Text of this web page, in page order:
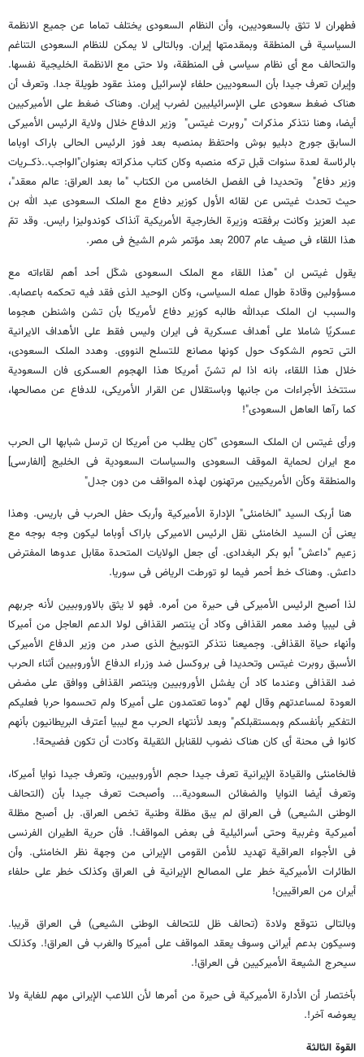
فطهران لا تثق بالسعودیین، وأن النظام السعودی یختلف تماما عن جمیع الانظمة
السیاسیة فی المنطقة وبمقدمتها إیران. وبالتالی لا یمکن للنظام السعودی التناغم
والتحالف مع أی نظام سیاسی فی المنطقة، ولا حتى مع الانظمة الخلیجیة نفسها.
وإیران تعرف جیدا بأن السعودیین حلفاء لإسرائیل ومنذ عقود طویلة جدا. وتعرف أن
هناک ضغط سعودی على الإسرائیلیین لضرب إیران. وهناک ضغط على الأمیرکیین
أیضا، وهنا نتذکر مذکرات "روبرت غیتس" وزیر الدفاع خلال ولایة الرئیس الأمیرکی
السابق جورج دبلیو بوش واحتفظ بمنصبه بعد فوز الرئیس الحالی باراک اوباما
بالرئاسة لعدة سنوات قبل ترکه منصبه وکان کتاب مذکراته بعنوان"الواجب..ذکـــریات
وزیر دفاع" وتحدیدا فی الفصل الخامس من الکتاب "ما بعد العراق: عالم معقد"،
حیث تحدث غیتس عن لقائه الأول کوزیر دفاع مع الملک السعودی عبد الله بن
عبد العزیز وکانت برفقته وزیرة الخارجیة الأمریکیة آنذاک کوندولیزا رایس. وقد تمّ
هذا اللقاء فی صیف عام 2007 بعد مؤتمر شرم الشیخ فی مصر.
یقول غیتس ان "هذا اللقاء مع الملک السعودی شکّل أحد أهم لقاءاته مع
مسؤولین وقادة طوال عمله السیاسی، وکان الوحید الذی فقد فیه تحکمه باعصابه.
والسبب ان الملک عبدالله طالبه کوزیر دفاع لأمریکا بأن تشن واشنطن هجوما
عسکریًا شاملا على أهداف عسکریة فی ایران ولیس فقط على الأهداف الایرانیة
التی تحوم الشکوک حول کونها مصانع للتسلح النووی. وهدد الملک السعودی،
خلال هذا اللقاء، بانه اذا لم تشنّ أمریکا هذا الهجوم العسکری فان السعودیة
ستتخذ الأجراءات من جانبها وباستقلال عن القرار الأمریکی، للدفاع عن مصالحها،
کما رآها العاهل السعودی"!
ورأى غیتس ان الملک السعودی "کان یطلب من أمریکا ان ترسل شبابها الى الحرب
مع ایران لحمایة الموقف السعودی والسیاسات السعودیة فی الخلیج [الفارسی]
والمنطقة وکأن الأمریکیین مرتهنون لهذه المواقف من دون جدل"
هنا أربک السید "الخامنئی" الإدارة الأمیرکیة وأربک حفل الحرب فی باریس. وهذا
یعنی أن السید الخامنئی نقل الرئیس الامیرکی باراک أوباما لیکون وجه بوجه مع
زعیم "داعش" أبو بکر البغدادی. أی جعل الولایات المتحدة مقابل عدوها المفترض
داعش. وهناک خط أحمر فیما لو تورطت الریاض فی سوریا.
لذا أصبح الرئیس الأمیرکی فی حیرة من أمره. فهو لا یثق بالاوروبیین لأنه جربهم
فی لیبیا وضد معمر القذافی وکاد أن ینتصر القذافی لولا الدعم العاجل من أمیرکا
وأنهاء حیاة القذافی. وجمیعنا نتذکر التوبیخ الذی صدر من وزیر الدفاع الأمیرکی
الأسبق روبرت غیتس وتحدیدا فی بروکسل ضد وزراء الدفاع الأوروبیین أثناء الحرب
ضد القذافی وعندما کاد أن یفشل الأوروبیین وینتصر القذافی ووافق على مضض
العودة لمساعدتهم وقال لهم "دوما تعتمدون على أمیرکا ولم تحسموا حربا فعلیکم
التفکیر بأنفسکم وبمستقبلکم" وبعد لأنتهاء الحرب مع لیبیا أعترف البریطانیون بأنهم
کانوا فی محنة أی کان هناک نضوب للقنابل الثقیلة وکادت أن تکون فضیحة!.
فالخامنئی والقیادة الإیرانیة تعرف جیدا حجم الأوروبیین، وتعرف جیدا نوایا أمیرکا،
وتعرف أیضا النوایا والضغائن السعودیة... وأصبحت تعرف جیدا بأن (التحالف
الوطنی الشیعی) فی العراق لم یبق مظلة وطنیة تخص العراق. بل أصبح مظلة
أمیرکیة وغربیة وحتى أسرائیلیة فی بعض المواقف!. فأن حریة الطیران الفرنسی
فی الأجواء العراقیة تهدید للأمن القومی الإیرانی من وجهة نظر الخامنئی. وأن
الطائرات الأمیرکیة خطر على المصالح الإیرانیة فی العراق وکذلک خطر على حلفاء
أیران من العراقیین!
وبالتالی نتوقع ولادة (تحالف ظل للتحالف الوطنی الشیعی) فی العراق قریبا.
وسیکون بدعم أیرانی وسوف یعقد المواقف على أمیرکا والغرب فی العراق!. وکذلک
سیحرج الشیعة الأمیرکیین فی العراق!.
بأختصار أن الأدارة الأمیرکیة فی حیرة من أمرها لأن اللاعب الإیرانی مهم للغایة ولا
یعوضه آخر!.
القوة الثالثة